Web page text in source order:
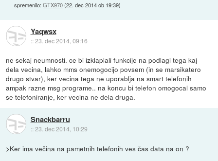
spremenilo:GTX970(22. dec 2014 ob 19:39)
Yaqwsx
::23. dec 2014, 09:16
ne sekaj neumnosti. ce bi izklaplali funkcije na podlagi tega kaj
dela vecina, lahko mms onemogocijo povsem (in se marsikatero
drugo stvar), ker vecina tega ne uporablja na smart telefonih
ampak razne msg programe.. na koncu bi telefon omogocal samo
se telefoniranje, ker vecina ne dela druga.
Snackbarru
::23. dec 2014, 10:29
>Ker ima večina na pametnih telefonih ves čas data na on ?